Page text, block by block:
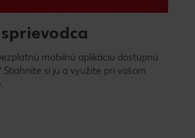
mobilnú aplikáciu dostupnú
Stiahnite si ju a využite pri vašom